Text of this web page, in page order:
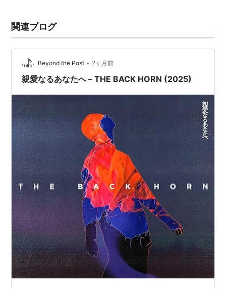
盤(asin:B003NB98SS
(asin:B003NB98T2)
「世界中に花束を」2011.03.30（配信限定）
20th Single「シリウス」2012.03.07 初回盤
(asin:B006QO68OG)/通常盤(asin:B006QO671U
22th Single「シンメトリー/コワレモノ」
2014.02.19 初回盤(asin:B00HQ0SHE8
)/通常盤
asin:B00HQ0TBHA)
Album
Indies 1st Album「何処へ行く」
1999.9.22（ASIN:B00005IFU5）
Indies 2nd Album「甦る陽」
2000.4.25(2001.6.20 New Mix)
（
ASIN:B00005LVS0 ）
1st Album「人間プログラム」
2001.10.17（ASIN:B00005Q7Y3）
2nd Album「心臓オーケストラ」
関連ブログ
Beyond the Post • 2ヶ月前
親愛なるあなたへ – THE BACK HORN (2025)